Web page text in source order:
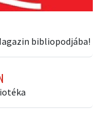
bibliopodjába!